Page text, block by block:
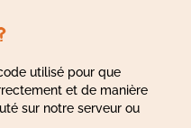
utilisé pour que
et de manière
sur notre serveur ou